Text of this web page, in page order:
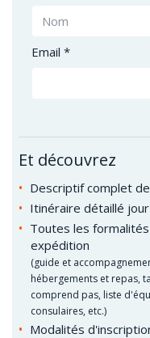
Email *
Et découvrez
Descriptif complet
Itinéraire détaillé
Toutes les
expédition
(guide et
hébergements et repas,
comprend pas, liste
consulaires, etc.)
Modalités